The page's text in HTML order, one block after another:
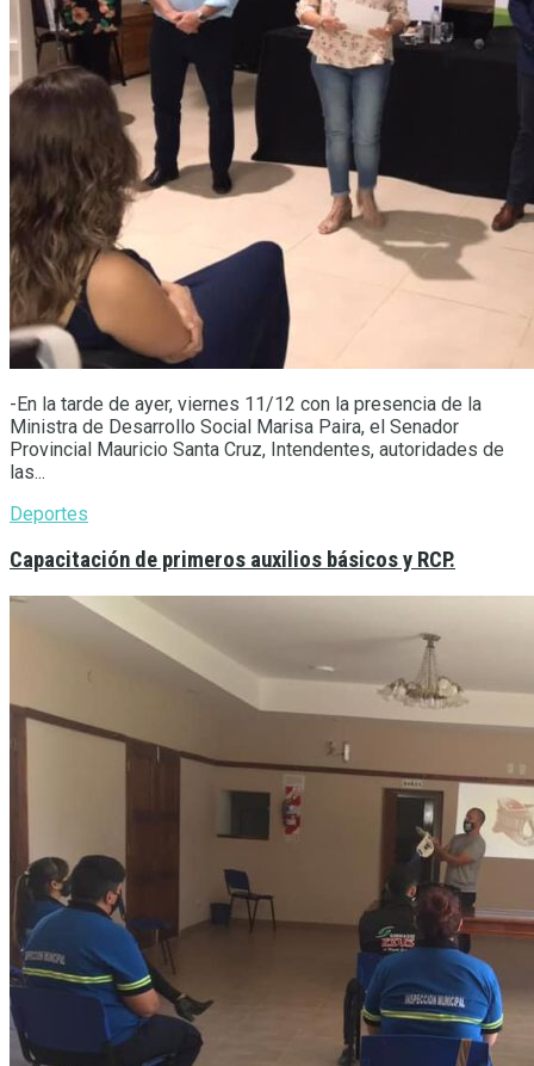
-En la tarde de ayer, viernes 11/12 con la presencia de la
Ministra de Desarrollo Social Marisa Paira, el Senador
Provincial Mauricio Santa Cruz, Intendentes, autoridades de
las...
Deportes
Capacitación de primeros auxilios básicos y RCP.